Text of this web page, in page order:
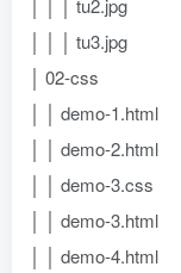
│ │ │ tu2.jpg
│ │ │ tu3.jpg
│ 02-css
│ │ demo-1.html
│ │ demo-2.html
│ │ demo-3.css
│ │ demo-3.html
│ │ demo-4.html